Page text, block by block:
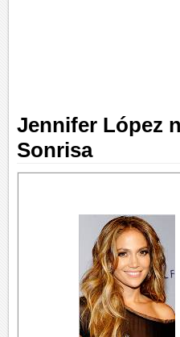
Jennifer López
Sonrisa